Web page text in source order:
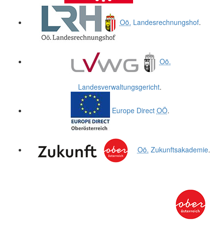
Oö. Landesrechnungshof.
Oö.
Landesverwaltungsgericht.
Europe Direct OÖ.
Oö. Zukunftsakademie.